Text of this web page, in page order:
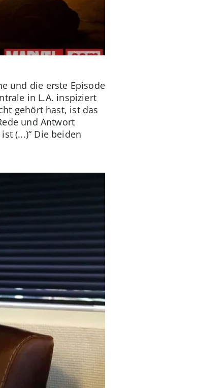
und die erste Episode
in L.A. inspiziert
gehört hast, ist das
und Antwort
(...)“ Die beiden